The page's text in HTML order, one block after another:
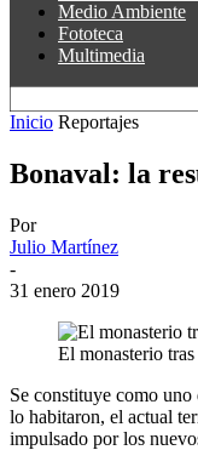
Medio Ambiente
Fototeca
Multimedia
Inicio Reportajes
Bonaval: la
Por
Julio Martínez
-
31 enero 2019
El monasterio
Se constituye como
lo habitaron, el actual
impulsado por los